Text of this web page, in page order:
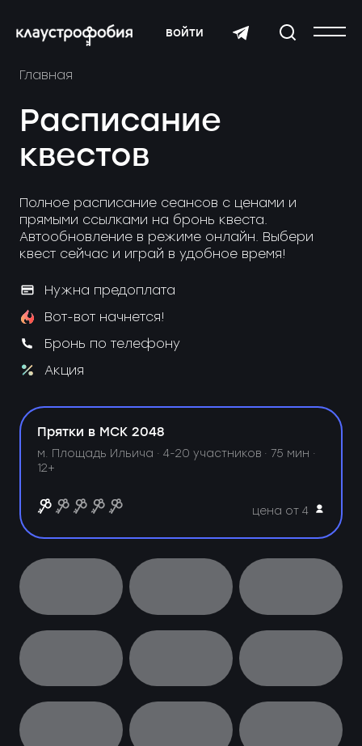
войти
Главная
Расписание
квестов
Полное расписание сеансов с ценами и
прямыми ссылками на бронь квеста.
Автообновление в режиме онлайн. Выбери
квест сейчас и играй в удобное время!
Нужна предоплата
Вот-вот начнется!
Бронь по телефону
Акция
Прятки в МСК 2048
м. Площадь Ильича ·4-20 участников · 75 мин ·
12+
цена от 4